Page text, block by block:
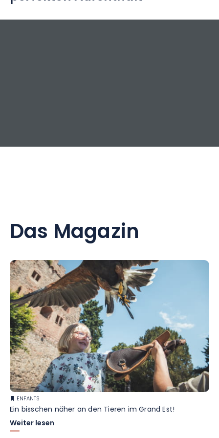
Das Magazin
ENFANTS
Ein bisschen näher an den Tieren im Grand Est!
Weiter lesen